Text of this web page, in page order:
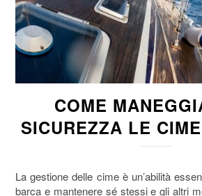
COME
SICUREZZA LE
La gestione delle cime è un’abilità essenziale per condurre la
barca e mantenere sé stessi e gli altri